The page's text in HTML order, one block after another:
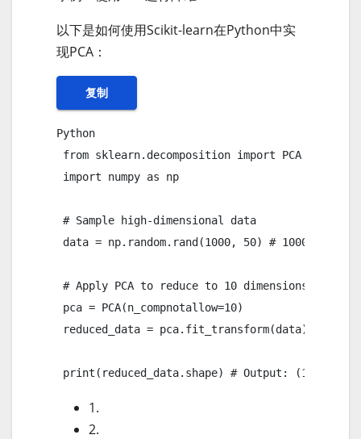
以下是如何使用Scikit-learn在Python中实
现PCA：
复制
Python
from sklearn.decomposition import PCA
import numpy as np
# Sample high-dimensional data
data = np.random.rand(1000, 50) # 1000
# Apply PCA to reduce to 10 dimensions
pca = PCA(n_compnotallow=10)
reduced_data = pca.fit_transform(data)
print(reduced_data.shape) # Output: (1000, 10)
1.
2.